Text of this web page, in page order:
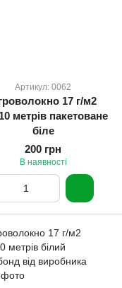
Артикул: 0062
17 г/м2
метрів пакетоване
біле
200 грн
В наявності